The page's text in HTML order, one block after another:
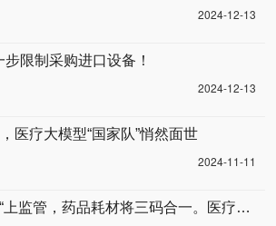
2024-12-13
限制采购进口设备！
2024-12-13
医疗大模型“国家队”悄然面世
2024-11-11
国家医保局： “码“上监管，药品耗材将三码合一。医疗器械行业将迎来“车同轨”“书同文”，大一统的全新阶段！